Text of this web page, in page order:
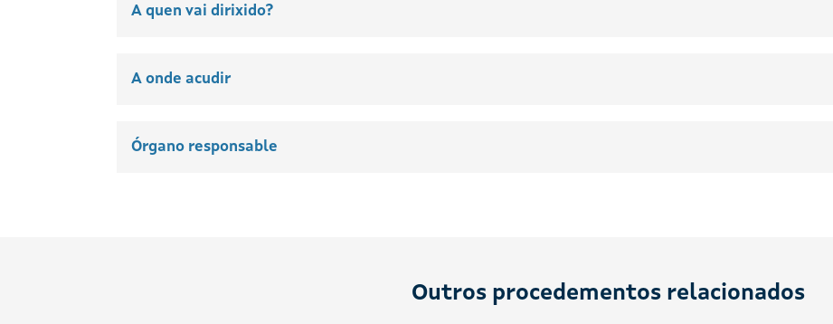
A quen vai dirixido?
A onde acudir
Órgano responsable
Outros procedementos relacionados